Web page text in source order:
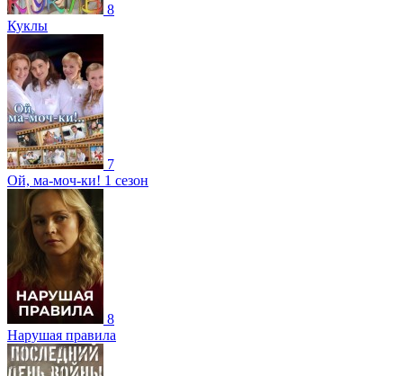
8
Куклы
7
Ой, ма-моч-ки! 1 сезон
8
Нарушая правила